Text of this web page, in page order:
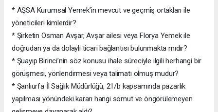
* AŞSA Kurumsal Yemek’in mevcut ve geçmiş ortakları ile
yöneticileri kimlerdir?
* Şirketin Osman Avşar, Avşar ailesi veya Florya Yemek ile
doğrudan ya da dolaylı ticari bağlantısı bulunmakta mıdır?
* Şuayıp Birinci’nin söz konusu ihale süreciyle ilgili herhangi bir
görüşmesi, yönlendirmesi veya talimatı olmuş mudur?
* Şanlıurfa İl Sağlık Müdürlüğü, 21/b kapsamında pazarlık
yapılması yönündeki kararı hangi somut ve öngörülemeyen